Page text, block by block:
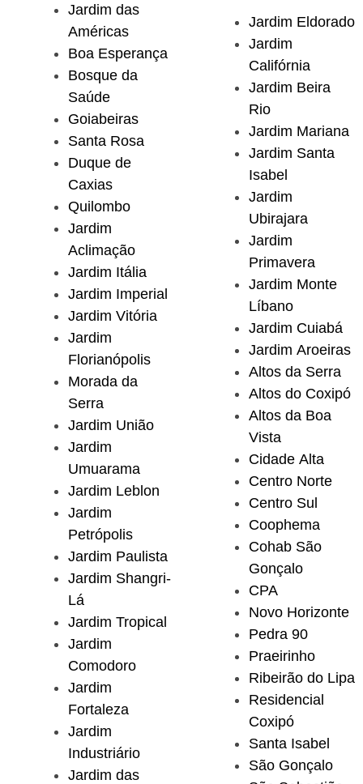
Jardim das
Américas
Boa Esperança
Bosque da
Saúde
Goiabeiras
Santa Rosa
Duque de
Caxias
Quilombo
Jardim
Aclimação
Jardim Itália
Jardim Imperial
Jardim Vitória
Jardim
Florianópolis
Morada da
Serra
Jardim União
Jardim
Umuarama
Jardim Leblon
Jardim
Petrópolis
Jardim Paulista
Jardim Shangri-
Lá
Jardim Tropical
Jardim
Comodoro
Jardim
Fortaleza
Jardim
Industriário
Jardim das
Jardim Eldorado
Jardim
Califórnia
Jardim Beira
Rio
Jardim Mariana
Jardim Santa
Isabel
Jardim
Ubirajara
Jardim
Primavera
Jardim Monte
Líbano
Jardim Cuiabá
Jardim Aroeiras
Altos da Serra
Altos do Coxipó
Altos da Boa
Vista
Cidade Alta
Centro Norte
Centro Sul
Coophema
Cohab São
Gonçalo
CPA
Novo Horizonte
Pedra 90
Praeirinho
Ribeirão do Lipa
Residencial
Coxipó
Santa Isabel
São Gonçalo